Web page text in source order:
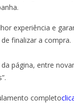
experiência e
finalizar a compra.
página, entre
completo